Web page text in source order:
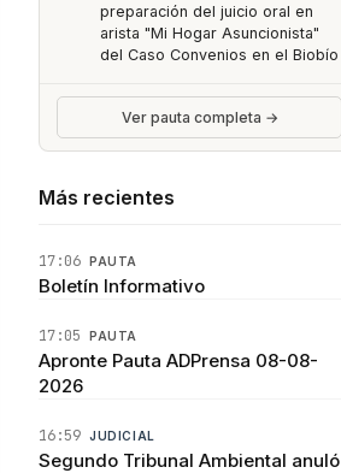
preparación del juicio oral en
arista "Mi Hogar Asuncionista"
del Caso Convenios en el Biobío
Ver pauta completa →
Más recientes
17:06 PAUTA
Boletín Informativo
17:05 PAUTA
Apronte Pauta ADPrensa 08-08-
2026
16:59 JUDICIAL
Segundo Tribunal Ambiental anuló